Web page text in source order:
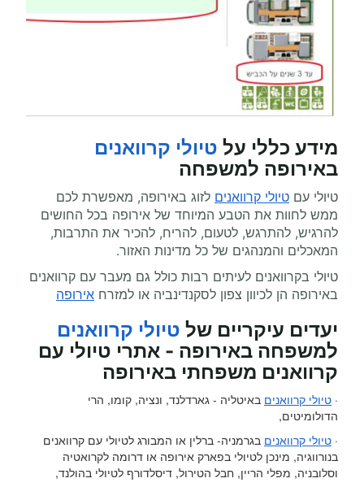
מידע כללי על טיולי קרוואנים
באירופה למשפחה
טיולי עם טיולי קרוואנים לזוג באירופה, מאפשרת לכם
ממש לחוות את הטבע המיוחד של אירופה בכל החושים
להרגיש, להתרגש, לטעום, להריח, להכיר את התרבות,
המאכלים והמנהגים של כל מדינות האזור.
טיולי בקרוואנים לעיתים רבות כולל גם מעבר עם קרוואנים
באירופה הן לכיוון צפון לסקנדינביה או למזרח אירופה
יעדים עיקריים של טיולי קרוואנים
למשפחה באירופה - אתרי טיולי עם
קרוואנים משפחתי באירופה
· טיולי קרוואנים באיטליה - גארדלנד, ונציה, קומו, הרי
הדולומיטים,
· טיולי קרוואנים בגרמניה- ברלין או המבורג לטיולי עם קרוואנים
בנורווגיה, מינכן לטיולי בפארק אירופה או דרומה לקרואטיה
וסלובניה, מפלי הריין, חבל הטירול, דיסלדורף לטיולי בהולנד,